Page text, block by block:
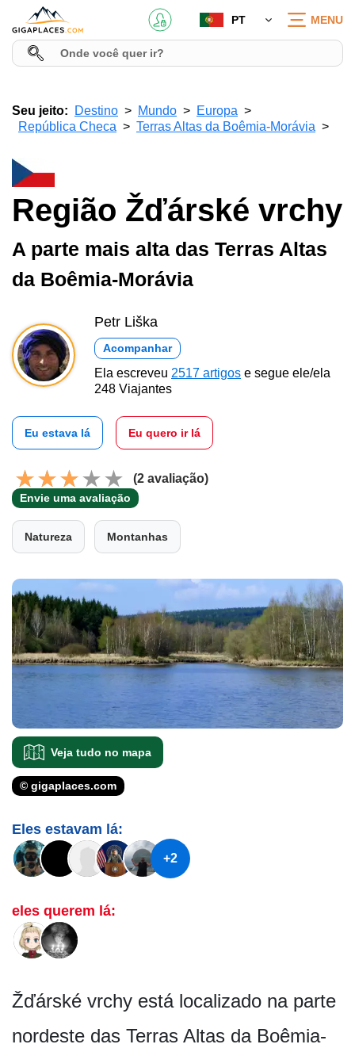
PT MENU
Seu jeito: Destino Mundo
Europa
República Checa
Terras Altas da Boêmia-Morávia
Região Žďárské vrchy
A parte mais alta das Terras Altas
da Boêmia-Morávia
Petr Liška
Acompanhar
Ela escreveu 2517 artigos e segue ele/ela
248 Viajantes
Eu estava lá Eu quero ir lá
(2 avaliação)
Envie uma avaliação
Natureza Montanhas
Veja tudo no mapa
© gigaplaces.com
Eles estavam lá:
+2
eles querem lá:
Žďárské vrchy está localizado na parte
nordeste das Terras Altas da Boêmia-